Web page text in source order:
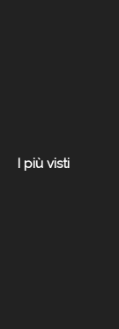
I più visti